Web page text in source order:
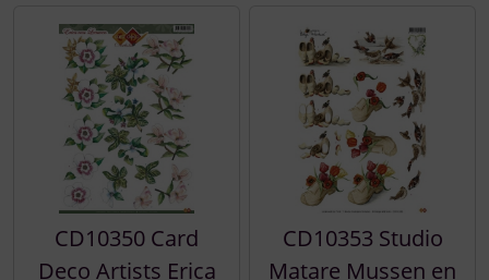
CD10350 Card
Deco Artists Erica
CD10353 Studio
Matare Mussen en